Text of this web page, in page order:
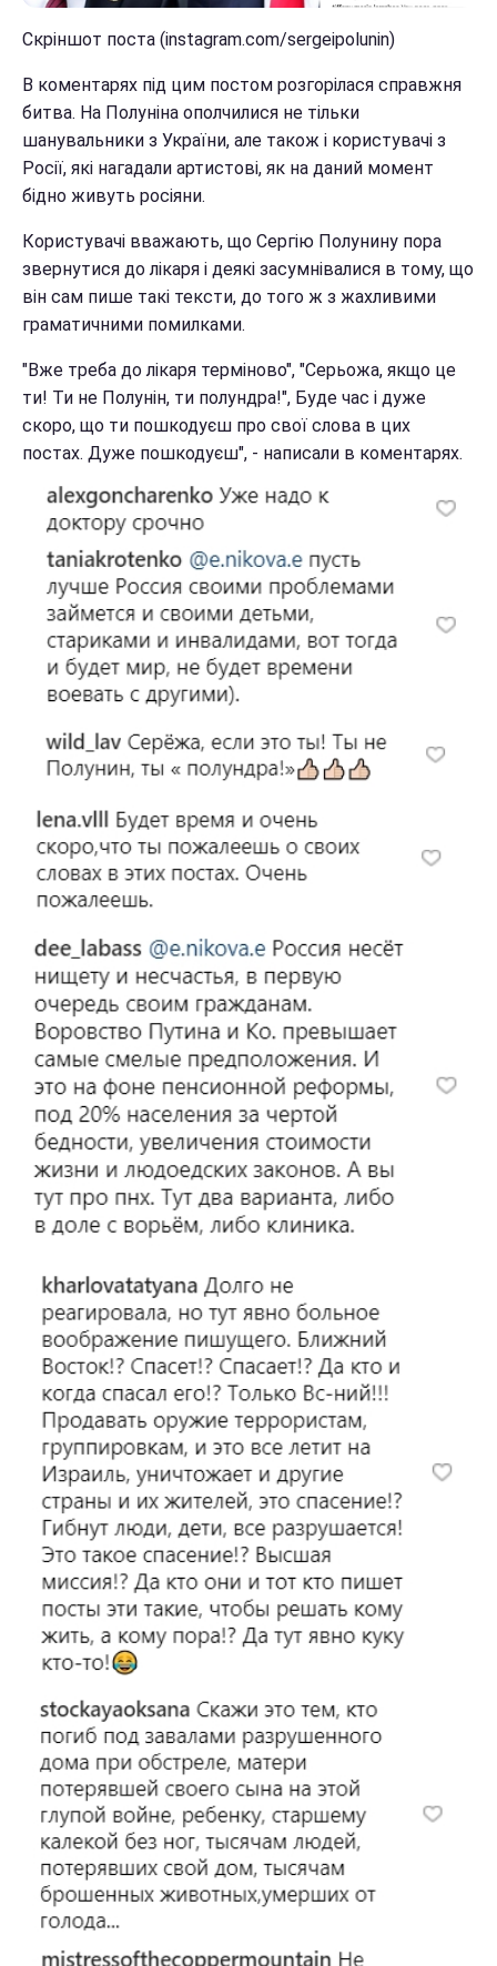
Скріншот поста (instagram.com/sergeipolunin)
В коментарях під цим постом розгорілася справжня
битва. На Полуніна ополчилися не тільки
шанувальники з України, але також і користувачі з
Росії, які нагадали артистові, як на даний момент
бідно живуть росіяни.
Користувачі вважають, що Сергію Полунину пора
звернутися до лікаря і деякі засумнівалися в тому, що
він сам пише такі тексти, до того ж з жахливими
граматичними помилками.
"Вже треба до лікаря терміново", "Серьожа, якщо це
ти! Ти не Полунін, ти полундра!", Буде час і дуже
скоро, що ти пошкодуєш про свої слова в цих
постах. Дуже пошкодуєш", - написали в коментарях.